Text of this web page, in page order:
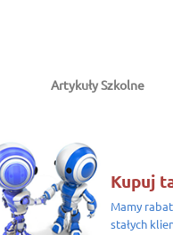
Artykuły Szkolne
Kupuj
Mamy
stałych